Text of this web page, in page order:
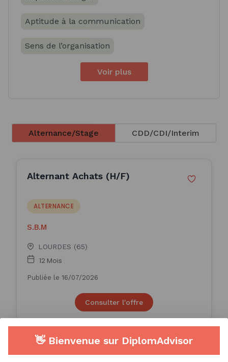
Aptitude à la communication
Sens de l’organisation
Voir plus
Alternance/Stage CDD/CDI/Interim
Alternant Achats (H/F)
ALTERNANCE
S.B.M
LOURDES (65)
12 Mois
Publiée le 16/07/2026
Consulter l'offre
Apprenti(e) Gestionnaire Achats
👋 Bienvenue sur DiplomAdvisor